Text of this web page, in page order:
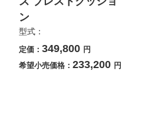
ン
型式：
定価： 349,800 円
希望小売価格： 233,200 円